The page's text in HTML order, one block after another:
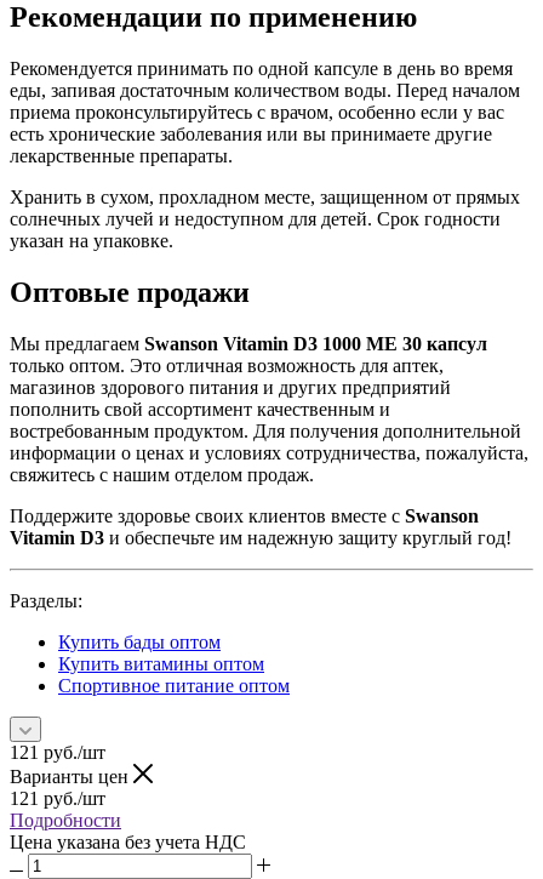
Рекомендации по применению
Рекомендуется принимать по одной капсуле в день во время
еды, запивая достаточным количеством воды. Перед началом
приема проконсультируйтесь с врачом, особенно если у вас
есть хронические заболевания или вы принимаете другие
лекарственные препараты.
Хранить в сухом, прохладном месте, защищенном от прямых
солнечных лучей и недоступном для детей. Срок годности
указан на упаковке.
Оптовые продажи
Мы предлагаем Swanson Vitamin D3 1000 МЕ 30 капсул
только оптом. Это отличная возможность для аптек,
магазинов здорового питания и других предприятий
пополнить свой ассортимент качественным и
востребованным продуктом. Для получения дополнительной
информации о ценах и условиях сотрудничества, пожалуйста,
свяжитесь с нашим отделом продаж.
Поддержите здоровье своих клиентов вместе с Swanson
Vitamin D3 и обеспечьте им надежную защиту круглый год!
Разделы:
Купить бады оптом
Купить витамины оптом
Спортивное питание оптом
121 руб./шт
Варианты цен
121 руб./шт
Подробности
Цена указана без учета НДС